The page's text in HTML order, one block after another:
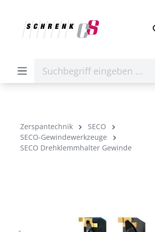
Zerspantechnik
SECO
SECO-Gewindewerkzeuge
SECO Drehklemmhalter Gewinde